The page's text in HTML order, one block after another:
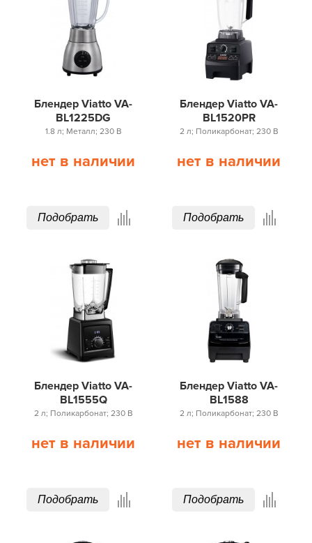
Блендер Viatto VA-
BL1225DG
1.8 л; Металл; 230 В
нет в наличии
Подобрать
Блендер Viatto VA-
BL1520PR
2 л; Поликарбонат; 230 В
нет в наличии
Подобрать
Блендер Viatto VA-
BL1555Q
2 л; Поликарбонат; 230 В
нет в наличии
Подобрать
Блендер Viatto VA-
BL1588
2 л; Поликарбонат; 230 В
нет в наличии
Подобрать